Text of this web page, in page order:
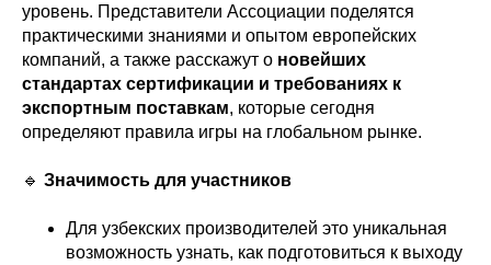
уровень. Представители Ассоциации поделятся
практическими знаниями и опытом европейских
компаний, а также расскажут о новейших
стандартах сертификации и требованиях к
экспортным поставкам, которые сегодня
определяют правила игры на глобальном рынке.
🔹 Значимость для участников
Для узбекских производителей это уникальная
возможность узнать, как подготовиться к выходу